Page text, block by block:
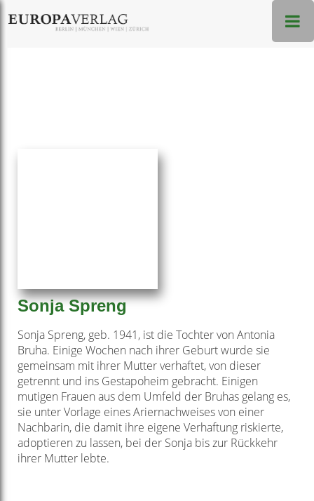
Sonja Spreng
Sonja Spreng, geb. 1941, ist die Tochter von Antonia
Bruha. Einige Wochen nach ihrer Geburt wurde sie
gemeinsam mit ihrer Mutter verhaftet, von dieser
getrennt und ins Gestapoheim gebracht. Einigen
mutigen Frauen aus dem Umfeld der Bruhas gelang es,
sie unter Vorlage eines Ariernachweises von einer
Nachbarin, die damit ihre eigene Verhaftung riskierte,
adoptieren zu lassen, bei der Sonja bis zur Rückkehr
ihrer Mutter lebte.